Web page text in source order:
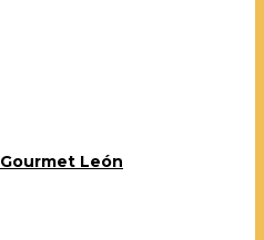
Gourmet León